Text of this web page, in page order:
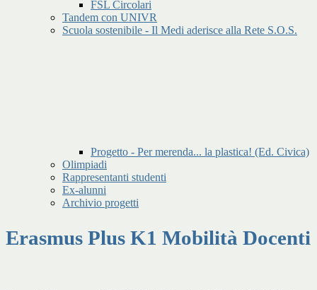
FSL Circolari
Tandem con UNIVR
Scuola sostenibile - Il Medi aderisce alla Rete S.O.S.
Progetto - Per merenda... la plastica! (Ed. Civica)
Olimpiadi
Rappresentanti studenti
Ex-alunni
Archivio progetti
Erasmus Plus K1 Mobilità Docenti